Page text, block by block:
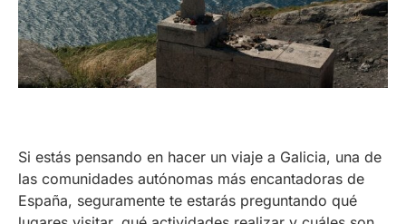
Si estás pensando en hacer un viaje a Galicia, una de
las comunidades autónomas más encantadoras de
España, seguramente te estarás preguntando qué